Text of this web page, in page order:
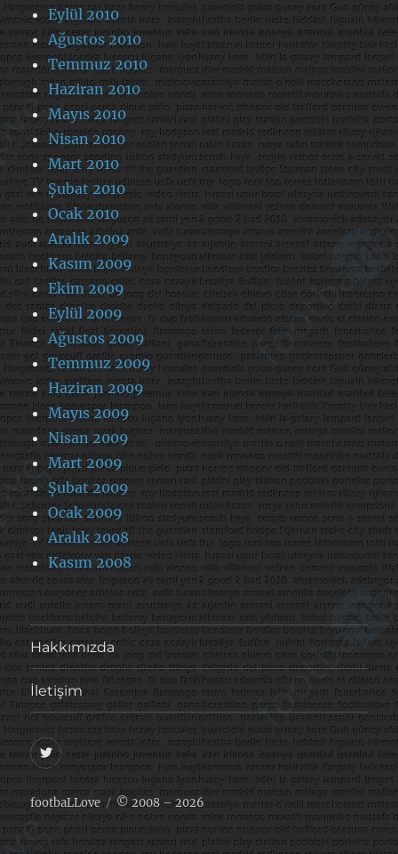
Eylül 2010
Ağustos 2010
Temmuz 2010
Haziran 2010
Mayıs 2010
Nisan 2010
Mart 2010
Şubat 2010
Ocak 2010
Aralık 2009
Kasım 2009
Ekim 2009
Eylül 2009
Ağustos 2009
Temmuz 2009
Haziran 2009
Mayıs 2009
Nisan 2009
Mart 2009
Şubat 2009
Ocak 2009
Aralık 2008
Kasım 2008
Hakkımızda
İletişim
@footballove
footbaLLove © 2008 – 2026